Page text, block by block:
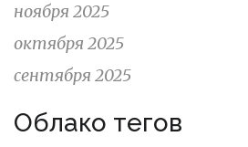
ноября 2025
октября 2025
сентября 2025
Облако тегов